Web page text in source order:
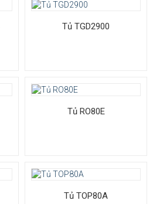
Tủ TGD2900
Tủ RO80E
Tủ TOP80A